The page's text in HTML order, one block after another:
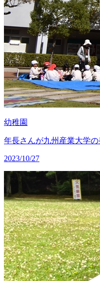
幼稚園
年長さんが九州産業大学の
2023/10/27